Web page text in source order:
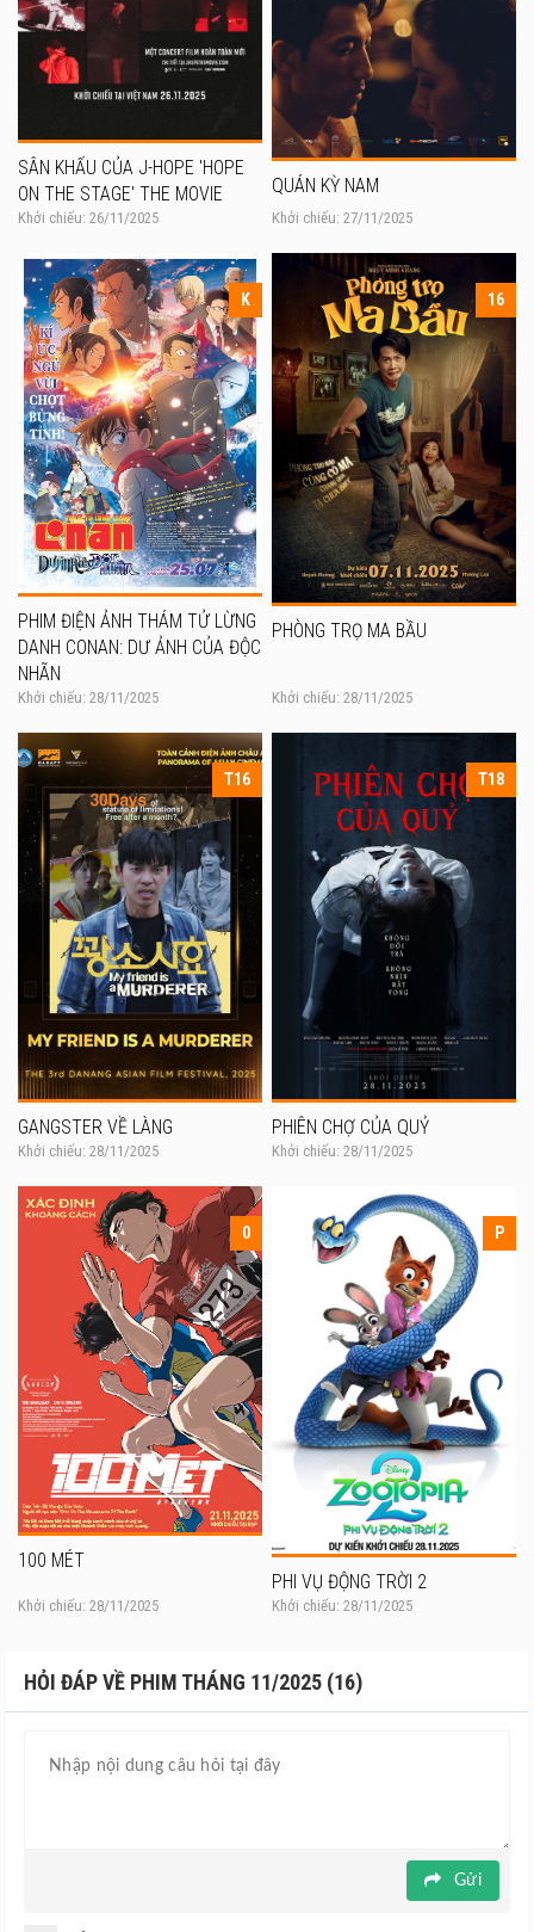
SÂN KHẤU CỦA J-HOPE 'HOPE
ON THE STAGE' THE MOVIE
Khởi chiếu: 26/11/2025
QUÁN KỲ NAM
Khởi chiếu: 27/11/2025
K
PHIM ĐIỆN ẢNH THÁM TỬ LỪNG
DANH CONAN: DƯ ẢNH CỦA ĐỘC
NHÃN
Khởi chiếu: 28/11/2025
16
PHÒNG TRỌ MA BẦU
Khởi chiếu: 28/11/2025
T16
GANGSTER VỀ LÀNG
Khởi chiếu: 28/11/2025
T18
PHIÊN CHỢ CỦA QUỶ
Khởi chiếu: 28/11/2025
0
100 MÉT
Khởi chiếu: 28/11/2025
P
PHI VỤ ĐỘNG TRỜI 2
Khởi chiếu: 28/11/2025
HỎI ĐÁP VỀ PHIM THÁNG 11/2025 (16)
Gửi